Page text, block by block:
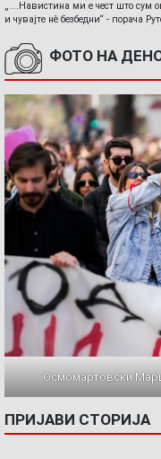
„ ...Навистина ми е чест што сум
и чувајте нè безбедни“ - порача
ФОТО НА
Осмомартовски
ПРИЈАВИ СТОРИЈА